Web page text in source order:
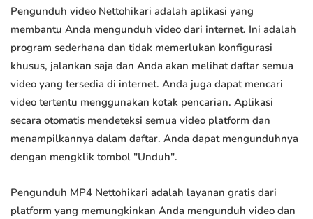
Pengunduh video Nettohikari adalah aplikasi yang
membantu Anda mengunduh video dari internet. Ini adalah
program sederhana dan tidak memerlukan konfigurasi
khusus, jalankan saja dan Anda akan melihat daftar semua
video yang tersedia di internet. Anda juga dapat mencari
video tertentu menggunakan kotak pencarian. Aplikasi
secara otomatis mendeteksi semua video platform dan
menampilkannya dalam daftar. Anda dapat mengunduhnya
dengan mengklik tombol "Unduh".
Pengunduh MP4 Nettohikari adalah layanan gratis dari
platform yang memungkinkan Anda mengunduh video dan